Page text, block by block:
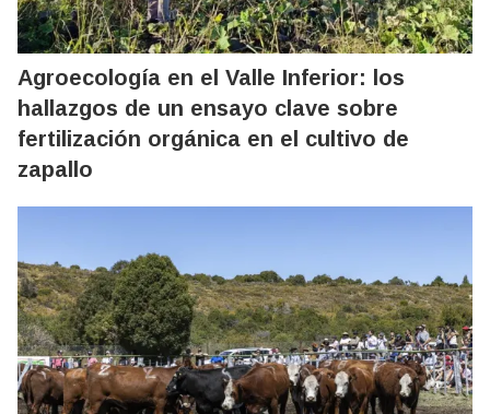
Agroecología en el Valle Inferior: los
hallazgos de un ensayo clave sobre
fertilización orgánica en el cultivo de
zapallo